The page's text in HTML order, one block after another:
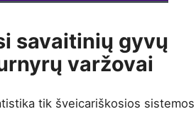
savaitinių gyvų
varžovai
tik šveicariškosios sistemos